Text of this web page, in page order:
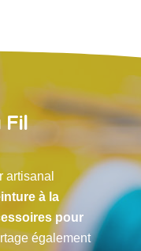
Fil
artisanal
à la
pour
également